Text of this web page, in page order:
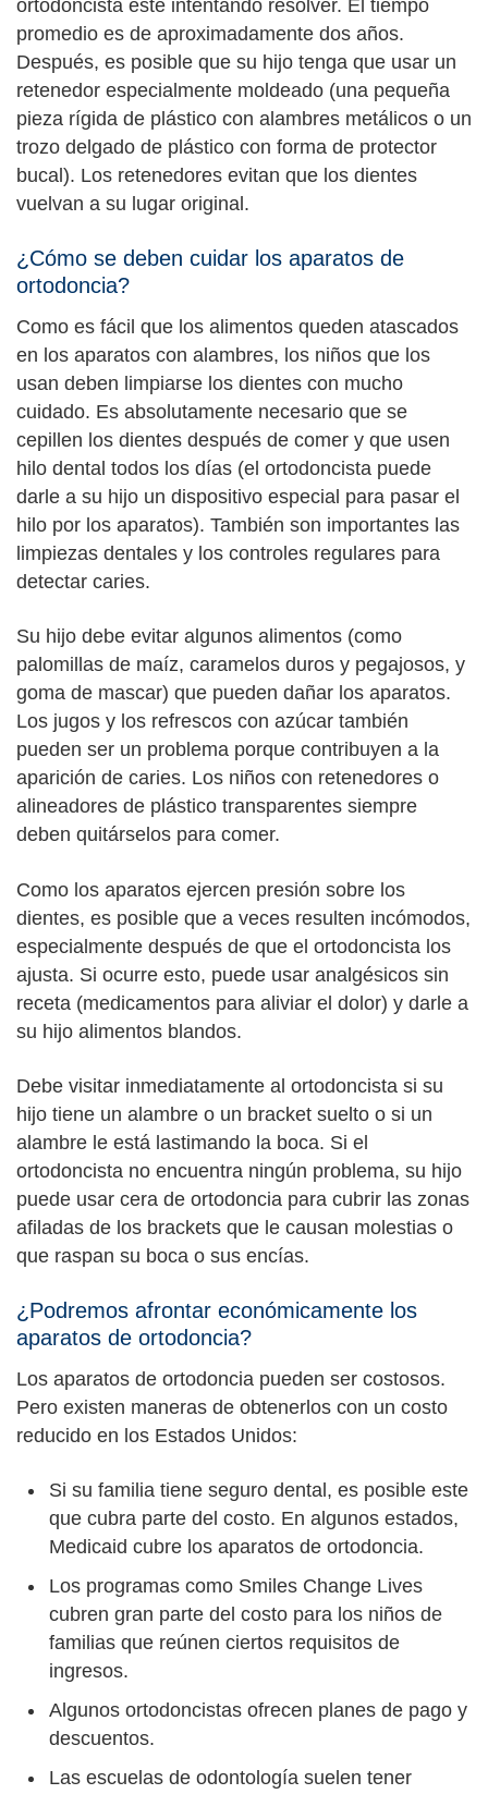
ortodoncista esté intentando resolver. El tiempo
promedio es de aproximadamente dos años.
Después, es posible que su hijo tenga que usar un
retenedor especialmente moldeado (una pequeña
pieza rígida de plástico con alambres metálicos o un
trozo delgado de plástico con forma de protector
bucal). Los retenedores evitan que los dientes
vuelvan a su lugar original.
¿Cómo se deben cuidar los aparatos de
ortodoncia?
Como es fácil que los alimentos queden atascados
en los aparatos con alambres, los niños que los
usan deben limpiarse los dientes con mucho
cuidado. Es absolutamente necesario que se
cepillen los dientes después de comer y que usen
hilo dental todos los días (el ortodoncista puede
darle a su hijo un dispositivo especial para pasar el
hilo por los aparatos). También son importantes las
limpiezas dentales y los controles regulares para
detectar caries.
Su hijo debe evitar algunos alimentos (como
palomillas de maíz, caramelos duros y pegajosos, y
goma de mascar) que pueden dañar los aparatos.
Los jugos y los refrescos con azúcar también
pueden ser un problema porque contribuyen a la
aparición de caries. Los niños con retenedores o
alineadores de plástico transparentes siempre
deben quitárselos para comer.
Como los aparatos ejercen presión sobre los
dientes, es posible que a veces resulten incómodos,
especialmente después de que el ortodoncista los
ajusta. Si ocurre esto, puede usar analgésicos sin
receta (medicamentos para aliviar el dolor) y darle a
su hijo alimentos blandos.
Debe visitar inmediatamente al ortodoncista si su
hijo tiene un alambre o un bracket suelto o si un
alambre le está lastimando la boca. Si el
ortodoncista no encuentra ningún problema, su hijo
puede usar cera de ortodoncia para cubrir las zonas
afiladas de los brackets que le causan molestias o
que raspan su boca o sus encías.
¿Podremos afrontar económicamente los
aparatos de ortodoncia?
Los aparatos de ortodoncia pueden ser costosos.
Pero existen maneras de obtenerlos con un costo
reducido en los Estados Unidos:
Si su familia tiene seguro dental, es posible este
que cubra parte del costo. En algunos estados,
Medicaid cubre los aparatos de ortodoncia.
Los programas como Smiles Change Lives
cubren gran parte del costo para los niños de
familias que reúnen ciertos requisitos de
ingresos.
Algunos ortodoncistas ofrecen planes de pago y
descuentos.
Las escuelas de odontología suelen tener